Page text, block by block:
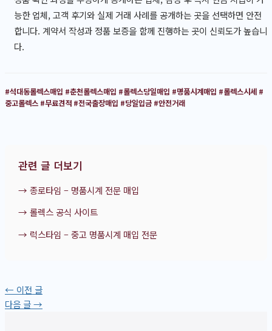
능한 업체, 고객 후기와 실제 거래 사례를 공개하는 곳을 선택하면 안전
합니다. 계약서 작성과 정품 보증을 함께 진행하는 곳이 신뢰도가 높습니
다.
#석대동롤렉스매입 #춘천롤렉스매입 #롤렉스당일매입 #명품시계매입 #롤렉스시세 #
중고롤렉스 #무료견적 #전국출장매입 #당일입금 #안전거래
관련 글 더보기
→ 종로타임 – 명품시계 전문 매입
→ 롤렉스 공식 사이트
→ 럭스타임 – 중고 명품시계 매입 전문
← 이전 글
다음 글→